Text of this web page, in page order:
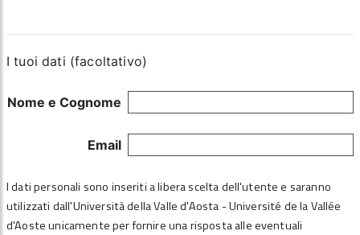
I tuoi dati (facoltativo)
Nome e Cognome
Email
I dati personali sono inseriti a libera scelta dell'utente e saranno
utilizzati dall'Università della Valle d'Aosta - Université de la Vallée
d'Aoste unicamente per fornire una risposta alle eventuali